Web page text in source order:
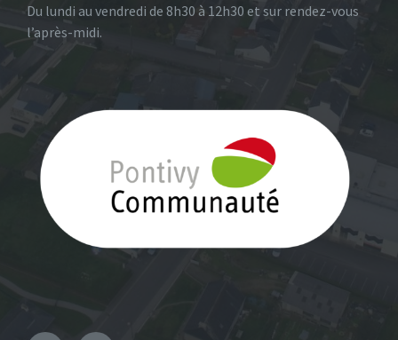
Du lundi au vendredi de 8h30 à 12h30 et sur rendez-vous
l’après-midi.